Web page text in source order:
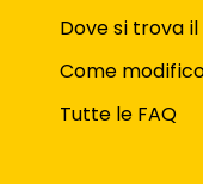
Dove si trova
Come
Tutte le FAQ